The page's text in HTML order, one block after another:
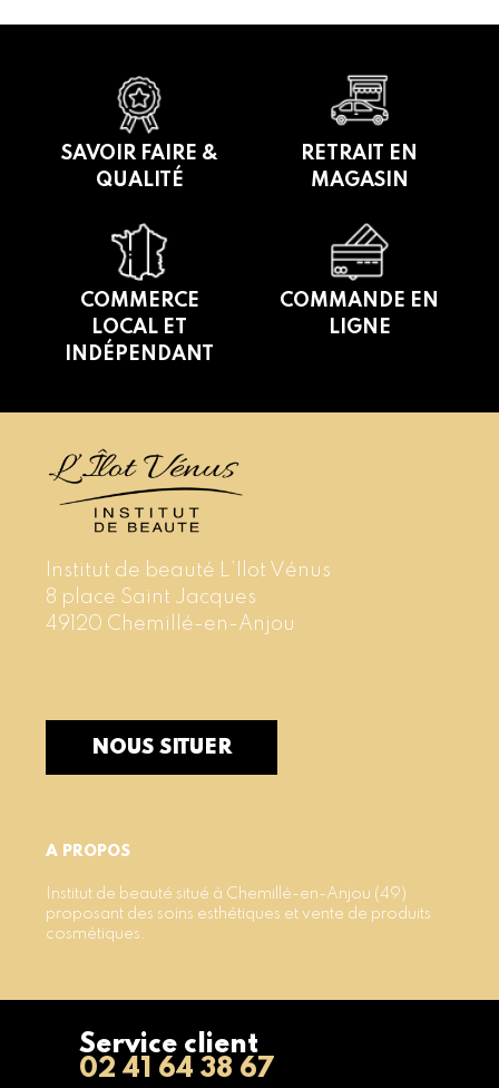
SAVOIR FAIRE &
QUALITÉ
RETRAIT EN
MAGASIN
COMMERCE
LOCAL ET
INDÉPENDANT
COMMANDE EN
LIGNE
A PROPOS
Institut de beauté situé à Chemillé-en-Anjou (49)
proposant des soins esthétiques et vente de produits
cosmétiques.
Institut de beauté L’Ilot Vénus
8 place Saint Jacques
49120 Chemillé-en-Anjou
NOUS SITUER
Service client
02 41 64 38 67